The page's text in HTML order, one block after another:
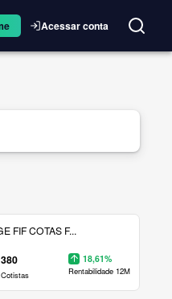
Acessar conta
FIF COTAS F...
380
Cotistas
18,61%
Rentabilidade 12M